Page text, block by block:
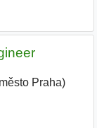
Praha)|